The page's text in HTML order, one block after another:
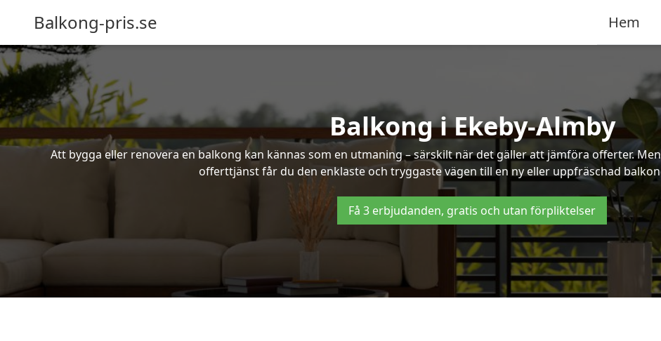
Balkong-pris.se Hem
Balkong i Ekeby-Almby
Att bygga eller renovera en balkong kan kännas som en utmaning – särskilt när det gäller att jämföra offerter.
offerttjänst får du den enklaste och tryggaste vägen till en ny eller uppfräschad
Få 3 erbjudanden, gratis och utan förpliktelser